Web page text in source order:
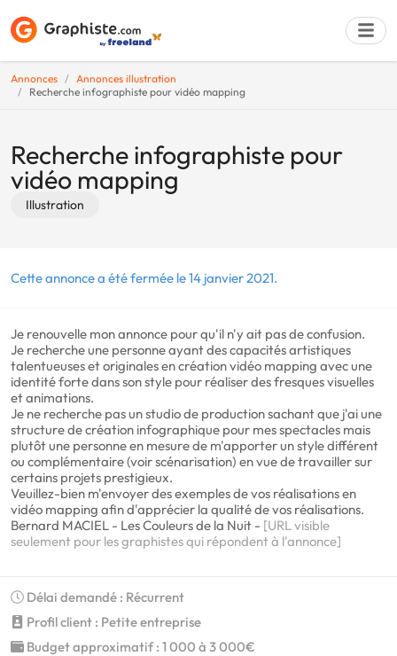
Annonces
Annonces illustration
Recherche infographiste pour vidéo mapping
Recherche infographiste pour
vidéo mapping
Illustration
Cette annonce a été fermée le 14 janvier 2021.
Je renouvelle mon annonce pour qu'il n'y ait pas de confusion.
Je recherche une personne ayant des capacités artistiques
talentueuses et originales en création vidéo mapping avec une
identité forte dans son style pour réaliser des fresques visuelles
et animations.
Je ne recherche pas un studio de production sachant que j'ai une
structure de création infographique pour mes spectacles mais
plutôt une personne en mesure de m'apporter un style différent
ou complémentaire (voir scénarisation) en vue de travailler sur
certains projets prestigieux.
Veuillez-bien m'envoyer des exemples de vos réalisations en
vidéo mapping afin d'apprécier la qualité de vos réalisations.
Bernard MACIEL - Les Couleurs de la Nuit - [URL visible
seulement pour les graphistes qui répondent à l'annonce]
Délai demandé : Récurrent
Profil client : Petite entreprise
Budget approximatif : 1 000 à 3 000€